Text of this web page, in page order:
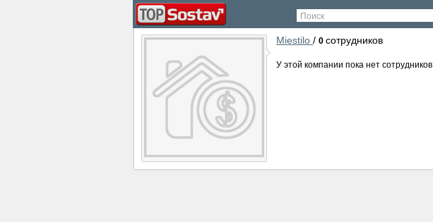
Поиск
Miestilo / 0 сотрудников
У этой компании пока нет сотрудников